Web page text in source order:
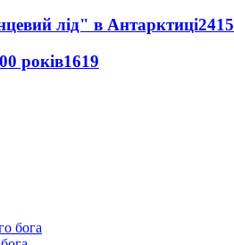
лід" в Антарктиці2415
років1619